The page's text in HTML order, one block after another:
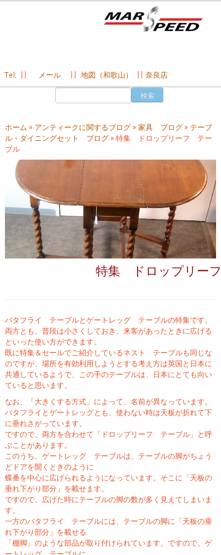
ン
ツ
へ
Tel: メール 地図（和歌山） 奈良店
ホーム » アンティークに関するブログ» 家具 ブログ» テーブ
ル・ダイニングセット ブログ» 特集 ドロップリーフ テー
ブル
特集 ドロップリー
バタフライ テーブルとゲートレッグ テーブルの特集です。
両方とも、普段は小さくしておき、来客があったときに広げる
といった使い方ができます。
既に特集＆セールでご紹介しているネスト テーブルも同じな
のですが、場所を有効利用しようとする考え方は英国と日本に
共通しているようで、この手のテーブルは、日本にとても向い
ていると思います。
なお、「大きくする方式」によって、名前が異なっています。
バタフライとゲートレッグとも、使わない時は天板が折れて下
に垂れさがっています。
ですので、両方を合わせて「ドロップリーフ テーブル」と呼
ぶことがあります。
このうち、ゲートレッグ テーブルは、テーブルの脚がちょう
どドアを開くときのように
蝶番を中心に広げられるようになっています。そこに「天板の
垂れ下がり部分」を載せます。
ですので、広げた時にテーブルの脚の数が多く見えてしまいま
す。
一方のバタフライ テーブルには、テーブルの脚に「天板の垂
れ下がり部分」を載せる
「棚脚」のような部品が取り付けられています。ですので、ゲ